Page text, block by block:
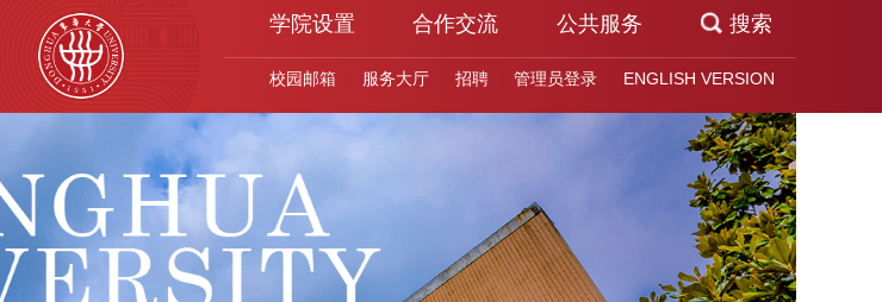
学院设置 合作交流 公共服务 搜索
校园邮箱 服务大厅 招聘 管理员登录 ENGLISH VERSION